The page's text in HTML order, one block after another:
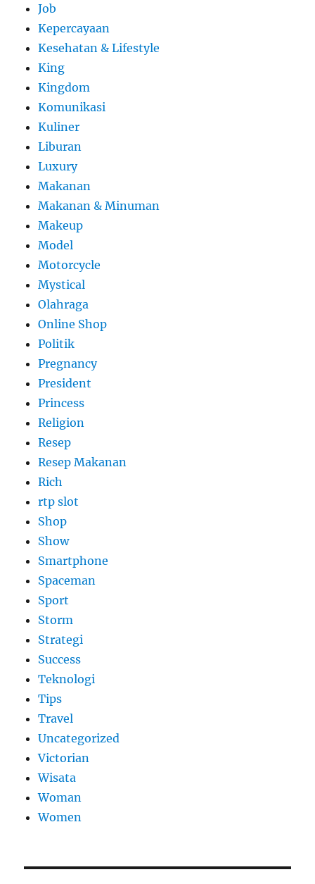
Job
Kepercayaan
Kesehatan & Lifestyle
King
Kingdom
Komunikasi
Kuliner
Liburan
Luxury
Makanan
Makanan & Minuman
Makeup
Model
Motorcycle
Mystical
Olahraga
Online Shop
Politik
Pregnancy
President
Princess
Religion
Resep
Resep Makanan
Rich
rtp slot
Shop
Show
Smartphone
Spaceman
Sport
Storm
Strategi
Success
Teknologi
Tips
Travel
Uncategorized
Victorian
Wisata
Woman
Women